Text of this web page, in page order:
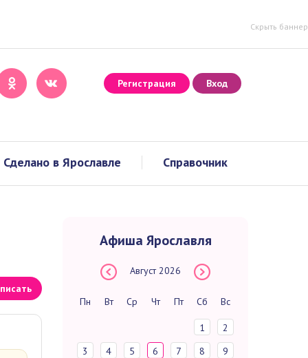
Скрыть баннер
Регистрация Вход
Сделано в Ярославле Справочник
Афиша Ярославля
Август 2026
Пн Вт Ср Чт Пт Сб Вс
1
2
3
4 5 6 7 8
9